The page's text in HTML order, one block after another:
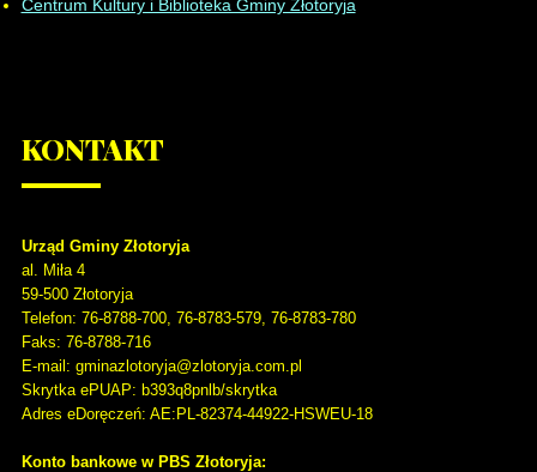
Centrum Kultury i Biblioteka Gminy Złotoryja
KONTAKT
Urząd Gminy Złotoryja
al. Miła 4
59-500 Złotoryja
Telefon: 76-8788-700, 76-8783-579, 76-8783-780
Faks: 76-8788-716
E-mail: gminazlotoryja@zlotoryja.com.pl
Skrytka ePUAP: b393q8pnlb/skrytka
Adres eDoręczeń: AE:PL-82374-44922-HSWEU-18
Konto bankowe w PBS Złotoryja: